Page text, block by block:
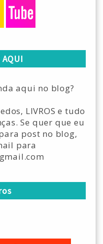
aqui no blog?
LIVROS e tudo
Se quer que eu
post no blog,
para